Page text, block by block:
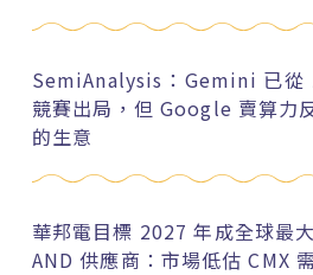
SemiAnalysis：Gemini 已從
競賽出局，但 Google 賣算力
的生意
華邦電目標 2027 年成全球最
AND 供應商：市場低估 CMX